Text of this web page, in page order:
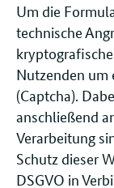
Um die
technische
Nutzenden um
(Captcha).
anschließend
Verarbeitung
Schutz dieser
DSGVO in